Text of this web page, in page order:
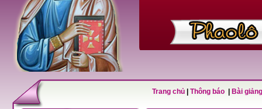
Trang chủ Thông báo Bài